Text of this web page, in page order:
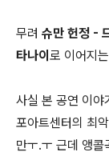
무려 슈만 헌정 -
타나이 로 이어지
사실 본 공연 이야
포아트센터의 최
만ㅜ.ㅜ 근데 앵